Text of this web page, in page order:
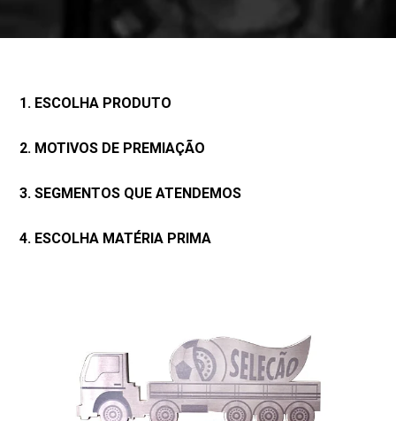
1. ESCOLHA PRODUTO
2. MOTIVOS DE PREMIAÇÃO
3. SEGMENTOS QUE ATENDEMOS
4. ESCOLHA MATÉRIA PRIMA